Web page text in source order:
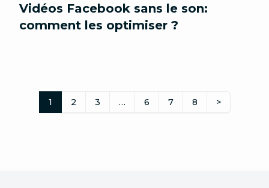
Vidéos Facebook sans le son:
comment les optimiser ?
1 2 3 … 6 7 8 >